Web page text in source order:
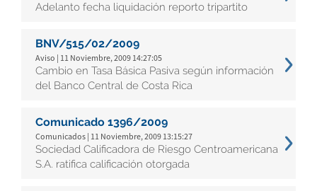
Adelanto fecha liquidación reporto tripartito
BNV/515/02/2009
Aviso | 11 Noviembre, 2009 14:27:05
Cambio en Tasa Básica Pasiva según información
del Banco Central de Costa Rica
Comunicado 1396/2009
Comunicados | 11 Noviembre, 2009 13:15:27
Sociedad Calificadora de Riesgo Centroamericana
S.A. ratifica calificación otorgada